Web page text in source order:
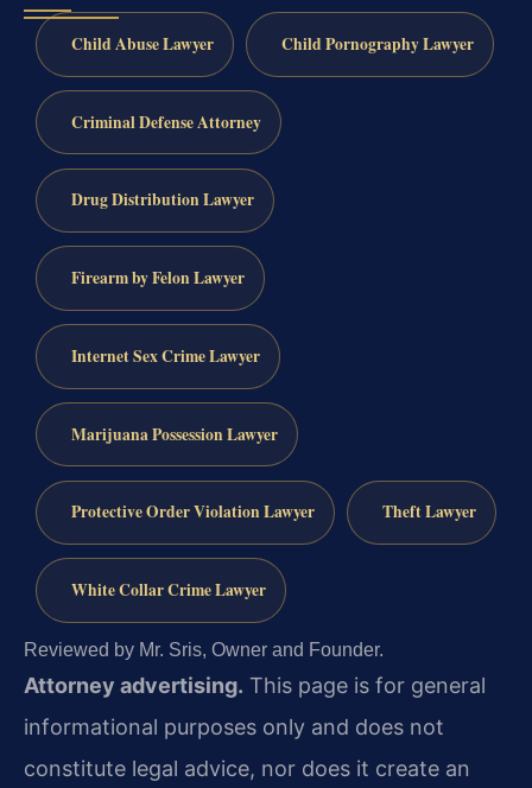
Child Abuse Lawyer Child Pornography Lawyer
Criminal Defense Attorney
Drug Distribution Lawyer
Firearm by Felon Lawyer
Internet Sex Crime Lawyer
Marijuana Possession Lawyer
Protective Order Violation Lawyer Theft Lawyer
White Collar Crime Lawyer
Reviewed by Mr. Sris, Owner and Founder.
Attorney advertising. This page is for general
informational purposes only and does not
constitute legal advice, nor does it create an